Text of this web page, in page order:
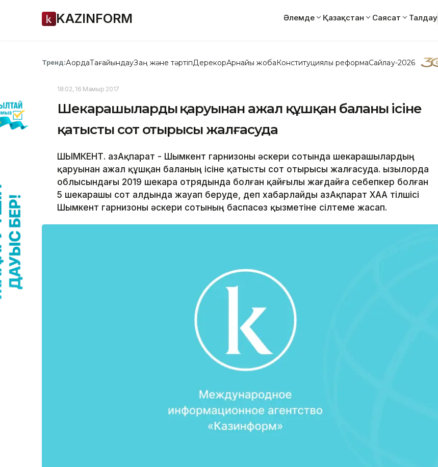
KAZINFORM Әлемде Қазақстан Саясат Талдау
Тренд:АқордаТағайындауЗаң және тәртіпДерекқорАрнайы жобаКонституциялық реформаСайлау-2026
18:02, 16 Мамыр 2017
Шекарашылардың қаруынан ажал құшқан баланың ісіне
қатысты сот отырысы жалғасуда
ШЫМКЕНТ. ҚазАқпарат - Шымкент гарнизоны әскери сотында шекарашылардың
қаруынан ажал құшқан баланың ісіне қатысты сот отырысы жалғасуда. Қызылорда
облысындағы 2019 шекара отрядында болған қайғылы жағдайға себепкер болған
5 шекарашы сот алдында жауап беруде, деп хабарлайды ҚазАқпарат ХАА тілшісі
Шымкент гарнизоны әскери сотының баспасөз қызметіне сілтеме жасап.